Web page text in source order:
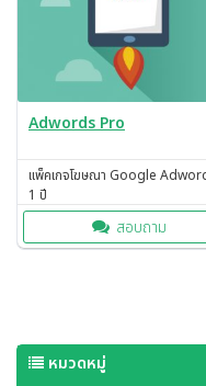
Adwords Pro
แพ็คเกจโฆษณา Google
1 ปี
สอบถาม
หมวดหมู่